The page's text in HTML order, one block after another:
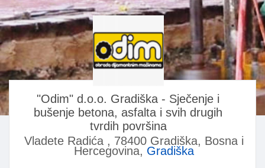
"Odim" d.o.o. Gradiška - Sječenje i
bušenje betona, asfalta i svih drugih
tvrdih površina
Vladete Radića , 78400 Gradiška, Bosna i
Hercegovina, Gradiška